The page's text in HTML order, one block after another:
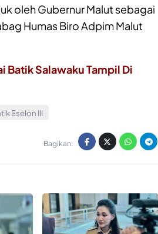
oleh Gubernur Malut sebagai
Humas Biro Adpim Malut
Batik Salawaku Tampil Di
Eselon III
Bagikan: